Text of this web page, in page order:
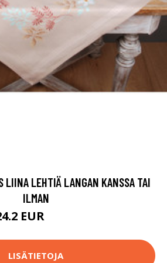
LIINA LEHTIÄ LANGAN KANSSA TAI
ILMAN
EUR
LISÄTIETOJA